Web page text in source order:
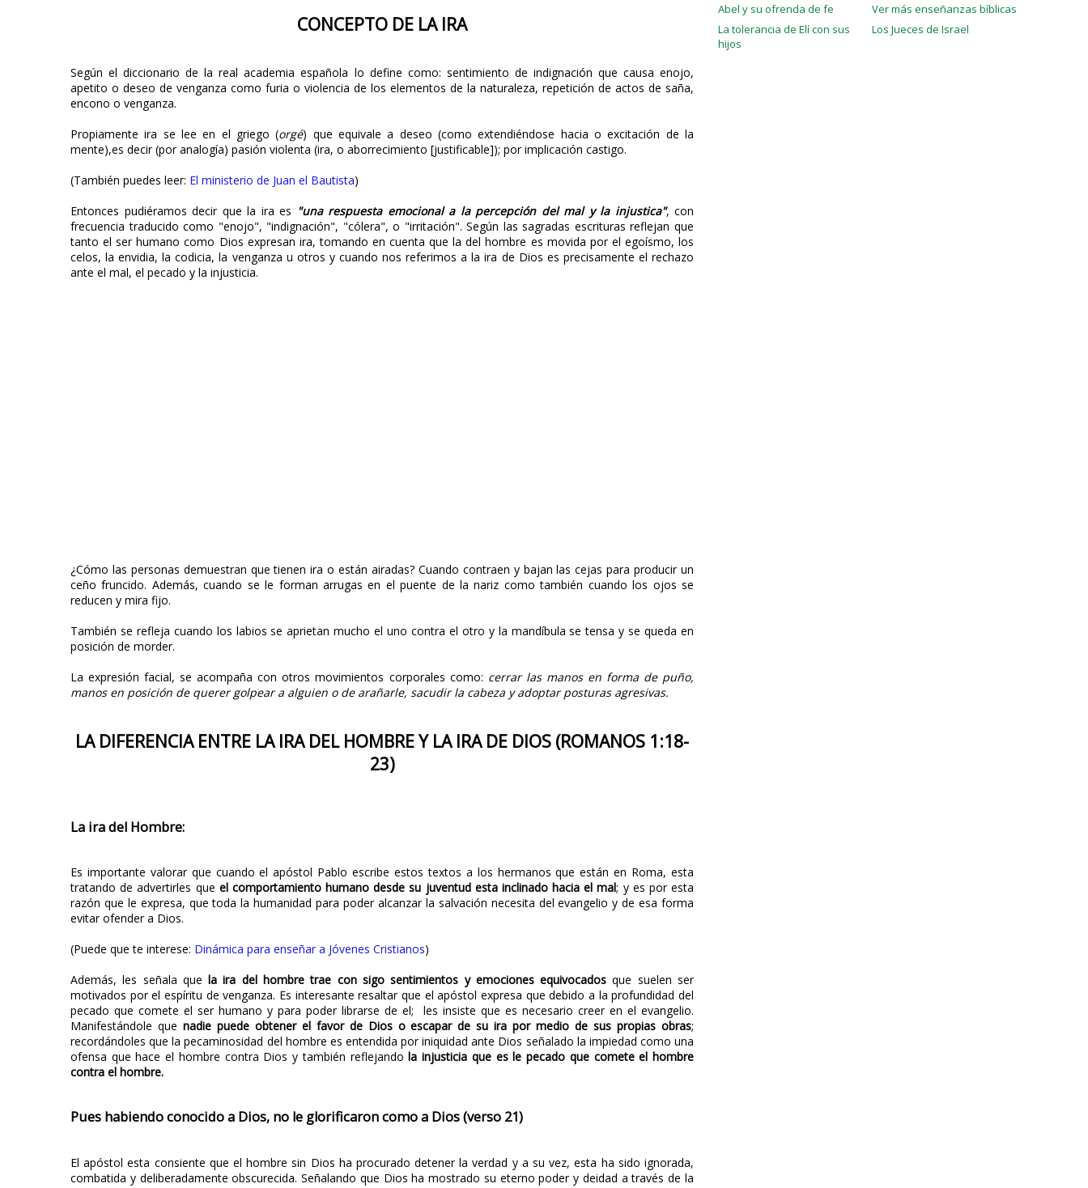
CONCEPTO DE LA IRA
Según el diccionario de la real academia española lo define como: sentimiento de indignación que causa enojo,
apetito o deseo de venganza como furia o violencia de los elementos de la naturaleza, repetición de actos de saña,
encono o venganza.
Propiamente ira se lee en el griego (orgé) que equivale a deseo (como extendiéndose hacia o excitación de la
mente),es decir (por analogía) pasión violenta (ira, o aborrecimiento [justificable]); por implicación castigo.
(También puedes leer: El ministerio de Juan el Bautista)
Entonces pudiéramos decir que la ira es "una respuesta emocional a la percepción del mal y la injustica", con
frecuencia traducido como "enojo", "indignación", "cólera", o "irritación". Según las sagradas escrituras reflejan que
tanto el ser humano como Dios expresan ira, tomando en cuenta que la del hombre es movida por el egoísmo, los
celos, la envidia, la codicia, la venganza u otros y cuando nos referimos a la ira de Dios es precisamente el rechazo
ante el mal, el pecado y la injusticia.
¿Cómo las personas demuestran que tienen ira o están airadas? Cuando contraen y bajan las cejas para producir un
ceño fruncido. Además, cuando se le forman arrugas en el puente de la nariz como también cuando los ojos se
reducen y mira fijo.
También se refleja cuando los labios se aprietan mucho el uno contra el otro y la mandíbula se tensa y se queda en
posición de morder.
La expresión facial, se acompaña con otros movimientos corporales como: cerrar las manos en forma de puño,
manos en posición de querer golpear a alguien o de arañarle, sacudir la cabeza y adoptar posturas agresivas.
LA DIFERENCIA ENTRE LA IRA DEL HOMBRE Y LA IRA DE DIOS (ROMANOS 1:18-
23)
La ira del Hombre:
Es importante valorar que cuando el apóstol Pablo escribe estos textos a los hermanos que están en Roma, esta
tratando de advertirles que el comportamiento humano desde su juventud esta inclinado hacia el mal; y es por esta
razón que le expresa, que toda la humanidad para poder alcanzar la salvación necesita del evangelio y de esa forma
evitar ofender a Dios.
(Puede que te interese: Dinámica para enseñar a Jóvenes Cristianos)
Además, les señala que la ira del hombre trae con sigo sentimientos y emociones equivocados que suelen ser
motivados por el espíritu de venganza. Es interesante resaltar que el apóstol expresa que debido a la profundidad del
pecado que comete el ser humano y para poder librarse de el; les insiste que es necesario creer en el evangelio.
Manifestándole que nadie puede obtener el favor de Dios o escapar de su ira por medio de sus propias obras;
recordándoles que la pecaminosidad del hombre es entendida por iniquidad ante Dios señalado la impiedad como una
ofensa que hace el hombre contra Dios y también reflejando la injusticia que es le pecado que comete el hombre
contra el hombre.
Pues habiendo conocido a Dios, no le glorificaron como a Dios (verso 21)
El apóstol esta consiente que el hombre sin Dios ha procurado detener la verdad y a su vez, esta ha sido ignorada,
combatida y deliberadamente obscurecida. Señalando que Dios ha mostrado su eterno poder y deidad a través de la
Abel y su ofrenda de fe
Ver más enseñanzas bíblicas
La tolerancia de Elí con sus
hijos
Los Jueces de Israel